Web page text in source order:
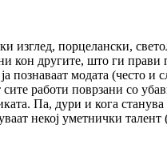
изглед, порцелански,
кон другите, што ги прави
познаваат модата (често и
работи поврзани со
Па, дури и кога
некој уметнички